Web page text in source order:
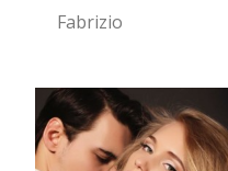
Fabrizio